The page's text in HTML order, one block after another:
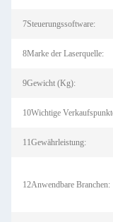
7Steuerungssoftware:
8Marke der Laserquelle:
9Gewicht (Kg):
10Wichtige
11Gewährleistung:
12Anwendbare Branchen: